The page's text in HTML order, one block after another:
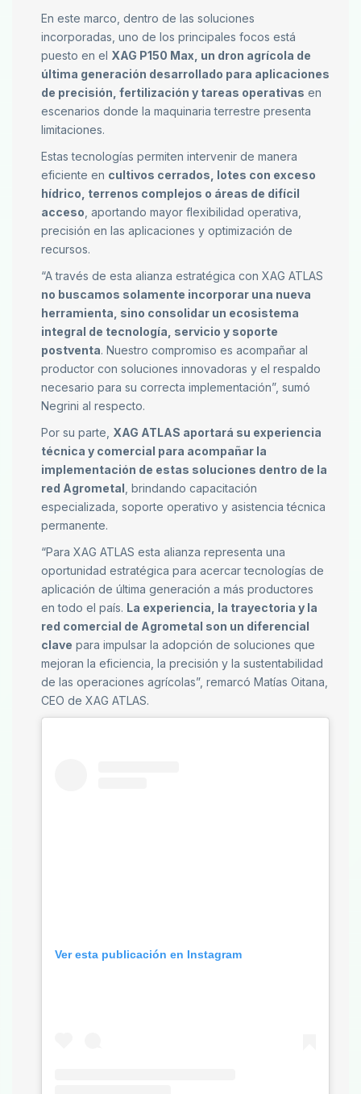
En este marco, dentro de las soluciones
incorporadas, uno de los principales focos está
puesto en el XAG P150 Max, un dron agrícola de
última generación desarrollado para aplicaciones
de precisión, fertilización y tareas operativas en
escenarios donde la maquinaria terrestre presenta
limitaciones.
Estas tecnologías permiten intervenir de manera
eficiente en cultivos cerrados, lotes con exceso
hídrico, terrenos complejos o áreas de difícil
acceso , aportando mayor flexibilidad operativa,
precisión en las aplicaciones y optimización de
recursos.
“A través de esta alianza estratégica con XAG ATLAS
no buscamos solamente incorporar una nueva
herramienta, sino consolidar un ecosistema
integral de tecnología, servicio y soporte
postventa. Nuestro compromiso es acompañar al
productor con soluciones innovadoras y el respaldo
necesario para su correcta implementación”, sumó
Negrini al respecto.
Por su parte, XAG ATLAS aportará su experiencia
técnica y comercial para acompañar la
implementación de estas soluciones dentro de la
red Agrometal , brindando capacitación
especializada, soporte operativo y asistencia técnica
permanente.
“Para XAG ATLAS esta alianza representa una
oportunidad estratégica para acercar tecnologías de
aplicación de última generación a más productores
en todo el país. La experiencia, la trayectoria y la
red comercial de Agrometal son un diferencial
clave para impulsar la adopción de soluciones que
mejoran la eficiencia, la precisión y la sustentabilidad
de las operaciones agrícolas”, remarcó Matías Oitana,
CEO de XAG ATLAS.
Ver esta publicación en Instagram